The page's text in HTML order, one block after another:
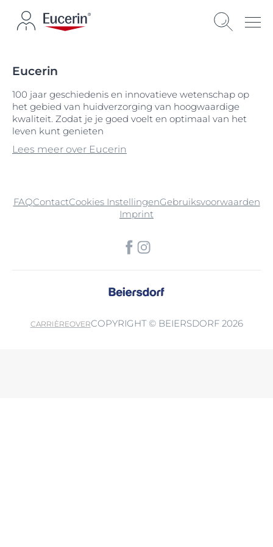
Eucerin
100 jaar geschiedenis en innovatieve wetenschap op
het gebied van huidverzorging van hoogwaardige
kwaliteit. Zodat je je goed voelt en optimaal van het
leven kunt genieten
Lees meer over Eucerin
FAQContactCookies InstellingenGebruiksvoorwaarden
Imprint
CARRIÈREOVERCOPYRIGHT © BEIERSDORF 2026